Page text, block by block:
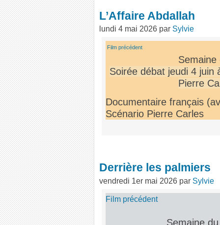
L’Affaire Abdallah
lundi 4 mai 2026 par Sylvie
Film précédent
Semaine
Soirée débat jeudi 4 juin
Pierre
Documentaire français
Scénario Pierre Carles
Derrière les palmiers
vendredi 1er mai 2026 par Sylvie
Film précédent
Semaine